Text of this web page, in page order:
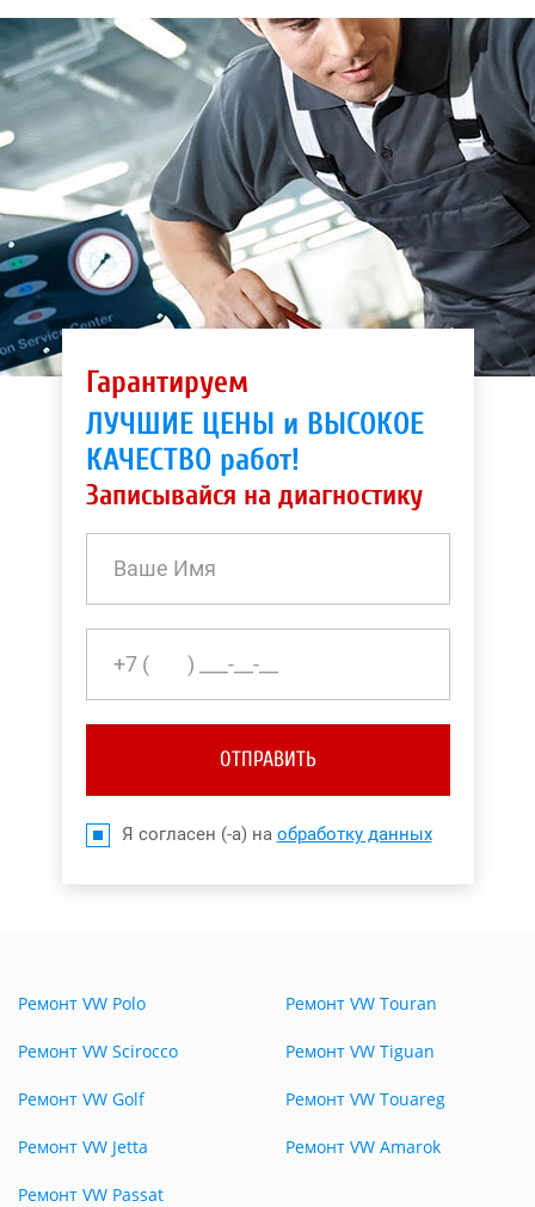
Гарантируем
ЛУЧШИЕ ЦЕНЫ и ВЫСОКОЕ
КАЧЕСТВО работ!
Записывайся на диагностику
ОТПРАВИТЬ
Я согласен (-а) на обработку данных
Ремонт VW Polo
Ремонт VW Scirocco
Ремонт VW Golf
Ремонт VW Jetta
Ремонт VW Passat
Ремонт VW Touran
Ремонт VW Tiguan
Ремонт VW Touareg
Ремонт VW Amarok